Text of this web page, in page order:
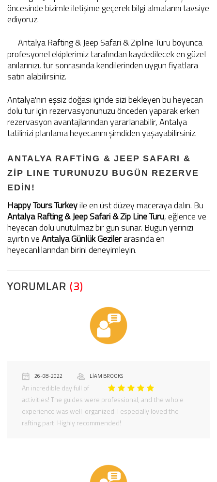
öncesinde bizimle iletişime geçerek bilgi almalarını tavsiye
ediyoruz.
Antalya Rafting & Jeep Safari & Zipline Turu boyunca
profesyonel ekiplerimiz tarafından kaydedilecek en güzel
anılarınızı, tur sonrasında kendilerinden uygun fiyatlara
satın alabilirsiniz.
Antalya'nın eşsiz doğası içinde sizi bekleyen bu heyecan
dolu tur için rezervasyonunuzu önceden yaparak erken
rezervasyon avantajlarından yararlanabilir, Antalya
tatilinizi planlama heyecanını şimdiden yaşayabilirsiniz.
ANTALYA RAFTİNG & JEEP SAFARI &
ZİP LINE TURUNUZU BUGÜN REZERVE
EDİN!
Happy Tours Turkeyile en üst düzey maceraya dalın. Bu
Antalya Rafting & Jeep Safari & Zip Line Turu, eğlence ve
heyecan dolu unutulmaz bir gün sunar. Bugün yerinizi
ayırtın veAntalya Günlük Gezilerarasında en
heyecanlılarından birini deneyimleyin.
YORUMLAR (3)
26-08-2022 LIAM BROOKS
An incredible day full of
activities! The guides were professional, and the whole
experience was well-organized. I especially loved the
rafting part. Highly recommended!